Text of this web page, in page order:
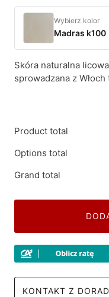
Wybierz kolor
Madras k100
Skóra naturalna
sprowadzana z
Product total
Options total
Grand total
KONTAKT Z